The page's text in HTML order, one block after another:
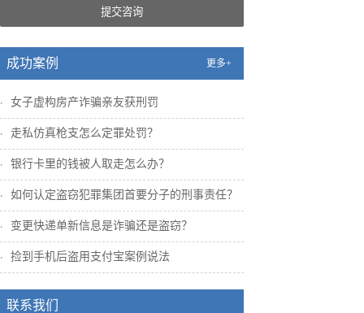
提交咨询
成功案例 更多+
女子虚构房产诈骗亲友获刑罚
走私仿真枪支怎么定罪处罚？
银行卡里的钱被人取走怎么办？
如何认定盗窃犯罪集团首要分子的刑事责任？
变更快递单新信息是诈骗还是盗窃？
捡到手机后盗用支付宝案例说法
联系我们